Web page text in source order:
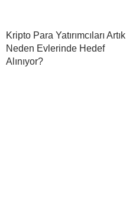
Kripto Para Yatırımcıları Artık
Neden Evlerinde Hedef
Alınıyor?